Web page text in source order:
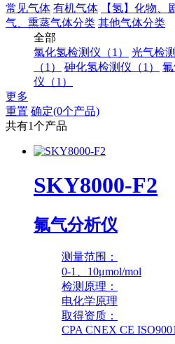
常见气体 有机气体 【氢】化物、
气、熏蒸气体分类 其他气体分类
全部
氯化氢检测仪（1）
光气检
（1）
砷化氢检测仪（1） 氟
仪（1）
更多
重置 确定(0个产品)
共有1个产品
SKY8000-F2
氟气分析仪
测量范围：
0-1、10μmol/mol
检测原理：
电化学原理
取得资质：
CPA CNEX CE ISO9001